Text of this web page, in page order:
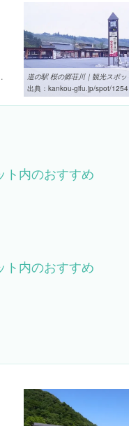
出典： kankou-gifu.jp/spot/1254
ト内のおすすめ
ト内のおすすめ